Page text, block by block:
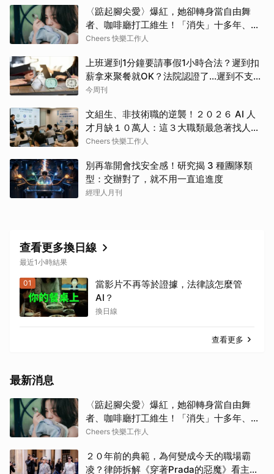
〈踮起腳尖愛〉爆紅，她卻轉身當自由舞
者、咖啡廳打工維生！「消失」十多年、回
歸獲金曲獎，洪佩瑜：「我這輩子應該都想
Cheers 快樂工作人
上班遲到1分鐘要請事假1小時合法？遲到扣
薪拿來聚餐就OK？法院認證了…遲到不支薪
這樣算
今周刊
文組生、非技術職的逆襲！２０２６ AI 人
才月缺１０萬人：這３大職類最急著找人、
薪資最高狂漲６９%
Cheers 快樂工作人
別再靠開會找安全感！研究揭 3 種團隊類
型：交辦對了，就不用一直追進度
經理人月刊
查看更多換日線
最近1小時結果
01
當影片不再等於證據，法律該怎麼管
AI？
換日線
查看更多
最新消息
〈踮起腳尖愛〉爆紅，她卻轉身當自由舞
者、咖啡廳打工維生！「消失」十多年、回
歸獲金曲獎，洪佩瑜：「我這輩子應該都想
Cheers 快樂工作人
２０年前的典範，為何變成今天的職場霸
凌？律師拆解《穿著Prada的惡魔》看主管